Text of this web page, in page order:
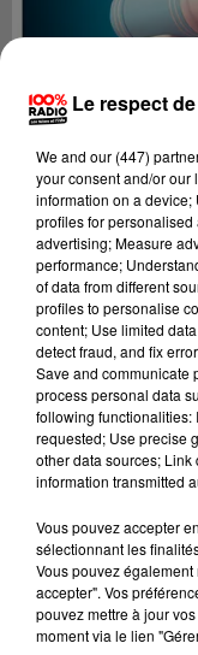
Lecture (4
100%
100% Radio les
11 juillet 2023 - 4
LES INFOS DE
09H00
Le respect
We and our (447)
your consent and/or our
information on a
profiles for
advertising; Measure
performance;
of data from different
profiles to personalise
content; Use limited
detect fraud, and fix
Save and communicate
process personal data
following functionalities:
requested; Use precise
other data sources;
information transmitted
Vous pouvez accepter
sélectionnant les
Vous pouvez
accepter". Vos
pouvez mettre à jour
moment via le lien